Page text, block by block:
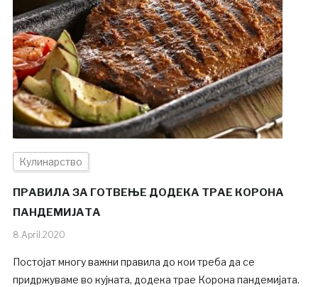
Кулинарство
ПРАВИЛА ЗА ГОТВЕЊЕ ДОДЕКА ТРАЕ КОРОНА
ПАНДЕМИЈАТА
8.April.2020
Постојат многу важни правила до кои треба да се
придржуваме во кујната, додека трае Корона пандемијата.